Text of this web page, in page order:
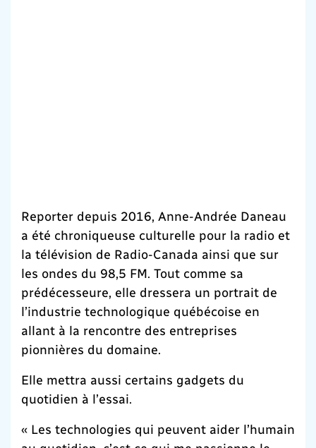
Reporter depuis 2016, Anne-Andrée Daneau
a été chroniqueuse culturelle pour la radio et
la télévision de Radio-Canada ainsi que sur
les ondes du 98,5 FM. Tout comme sa
prédécesseure, elle dressera un portrait de
l’industrie technologique québécoise en
allant à la rencontre des entreprises
pionnières du domaine.
Elle mettra aussi certains gadgets du
quotidien à l’essai.
« Les technologies qui peuvent aider l’humain